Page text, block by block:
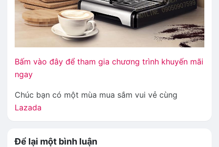
Bấm vào đây để tham gia chương trình khuyến mãi
ngay
Chúc bạn có một mùa mua sắm vui vẻ cùng
Lazada
Để lại một bình luận